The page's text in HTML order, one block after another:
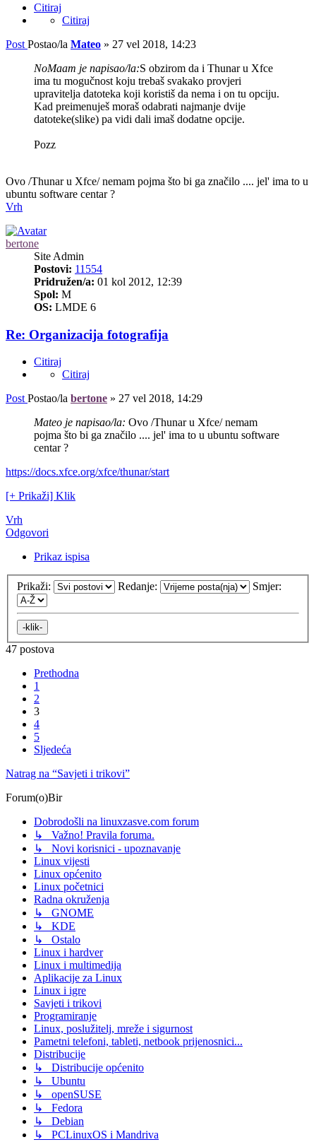
Citiraj
Citiraj
Post Postao/la Mateo » 27 vel 2018, 14:23
NoMaam je napisao/la:S obzirom da i Thunar u Xfce
ima tu mogučnost koju trebaš svakako provjeri
upravitelja datoteka koji koristiš da nema i on tu opciju.
Kad preimenuješ moraš odabrati najmanje dvije
datoteke(slike) pa vidi dali imaš dodatne opcije.
Pozz
Ovo /Thunar u Xfce/ nemam pojma što bi ga značilo .... jel' ima to u
ubuntu software centar ?
Vrh
bertone
Site Admin
Postovi: 11554
Pridružen/a: 01 kol 2012, 12:39
Spol: M
OS: LMDE 6
Re: Organizacija fotografija
Citiraj
Citiraj
Post Postao/la bertone » 27 vel 2018, 14:29
Mateo je napisao/la: Ovo /Thunar u Xfce/ nemam
pojma što bi ga značilo .... jel' ima to u ubuntu software
centar ?
https://docs.xfce.org/xfce/thunar/start
[+ Prikaži] Klik
Vrh
Odgovori
Prikaz ispisa
Prikaži: Redanje: Smjer:
47 postova
Prethodna
1
2
3
4
5
Sljedeća
Natrag na “Savjeti i trikovi”
Forum(o)Bir
Dobrodošli na linuxzasve.com forum
↳ Važno! Pravila foruma.
↳ Novi korisnici - upoznavanje
Linux vijesti
Linux općenito
Linux početnici
Radna okruženja
↳ GNOME
↳ KDE
↳ Ostalo
Linux i hardver
Linux i multimedija
Aplikacije za Linux
Linux i igre
Savjeti i trikovi
Programiranje
Linux, poslužitelj, mreže i sigurnost
Pametni telefoni, tableti, netbook prijenosnici...
Distribucije
↳ Distribucije općenito
↳ Ubuntu
↳ openSUSE
↳ Fedora
↳ Debian
↳ PCLinuxOS i Mandriva